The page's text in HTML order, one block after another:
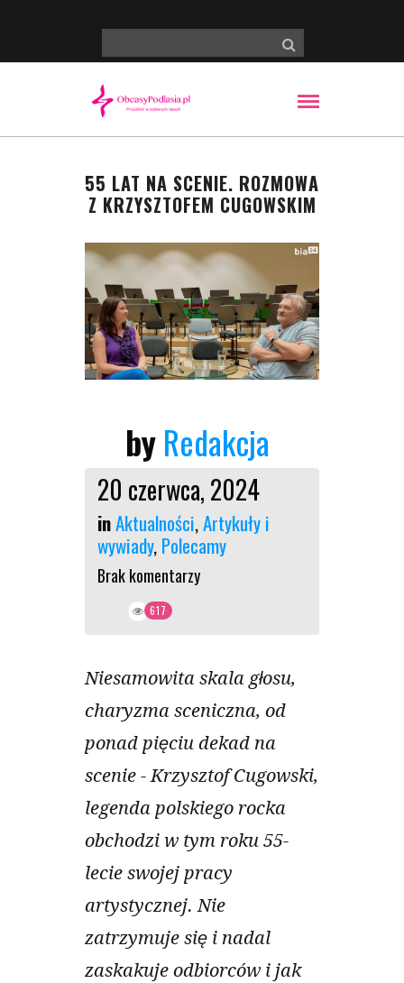
55 LAT NA SCENIE. ROZMOWA
Z KRZYSZTOFEM CUGOWSKIM
byRedakcja
20 czerwca, 2024
inAktualności,Artykuły i
wywiady,Polecamy
Brak komentarzy
617
Niesamowita skala głosu,
charyzma sceniczna, od
ponad pięciu dekad na
scenie - Krzysztof Cugowski,
legenda polskiego rocka
obchodzi w tym roku 55-
lecie swojej pracy
artystycznej. Nie
zatrzymuje się i nadal
zaskakuje odbiorców i jak